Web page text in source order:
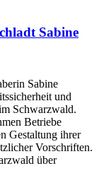
Sabine
Sabine
und
Schwarzwald.
Betriebe
Gestaltung ihrer
Vorschriften.
über